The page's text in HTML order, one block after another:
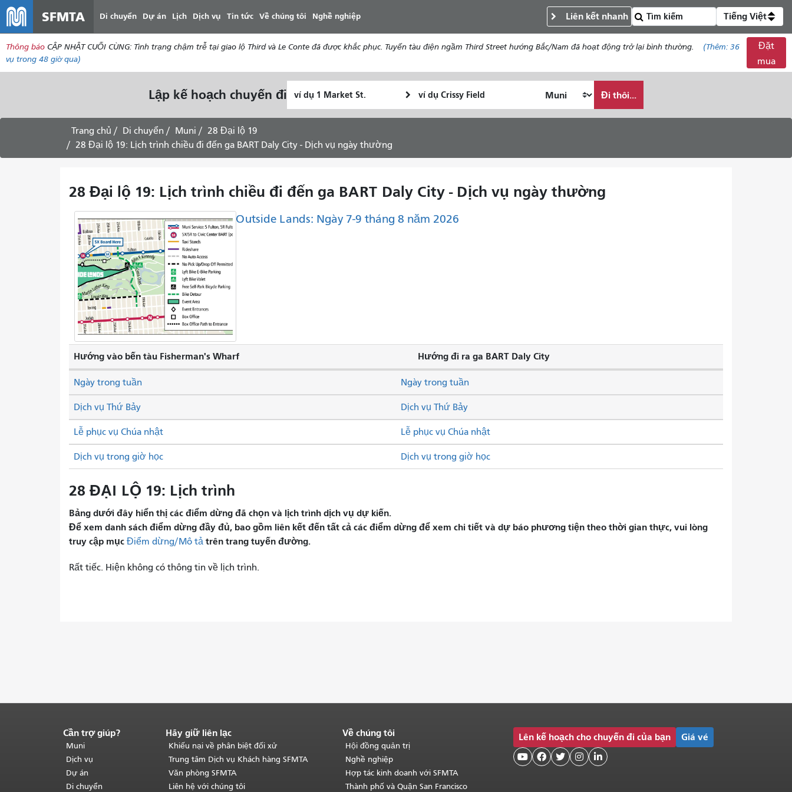
dung
SFMTA Di chuyển Dự án Lịch Dịch vụ Tin tức Về chúng tôi Nghề nghiệp Liên kết nhanh Tiếng Việt
Thông báo CẬP NHẬT CUỐI CÙNG: Tình trạng chậm trễ tại giao lộ Third và Le Conte đã được khắc phục. Tuyến tàu điện ngầm Third Street hướng Bắc/Nam đã hoạt động trở lại bình thường. (Thêm: 36
vụ trong 48 giờ qua)
Đặt
mua
Lập kế hoạch chuyến đi
bắt
kết
muốn
lịch
thế
nào
Đi thôi...
Trang chủ Di chuyển Muni
28 Đại lộ 19
28 Đại lộ 19: Lịch trình chiều đi đến ga BART Daly City - Dịch vụ ngày thường
28 Đại lộ 19: Lịch trình chiều đi đến ga BART Daly City - Dịch vụ ngày thường
Outside Lands: Ngày 7-9 tháng 8 năm 2026
Hướng vào bến tàu Fisherman's Wharf Hướng đi ra ga BART Daly City
Dịch vụ Thứ Bảy Dịch vụ Thứ Bảy
Lễ phục vụ Chúa nhật Lễ phục vụ Chúa nhật
Ngày trong tuần Ngày trong tuần
Dịch vụ trong giờ học Dịch vụ trong giờ học
28 ĐẠI LỘ 19: Lịch trình
Bảng dưới đây hiển thị các điểm dừng đã chọn và lịch trình dịch vụ dự kiến.
Để xem danh sách điểm dừng đầy đủ, bao gồm liên kết đến tất cả các điểm dừng để xem chi tiết và dự báo phương tiện theo thời gian thực, vui lòng
truy cập mục Điểm dừng/Mô tả trên trang tuyến đường.
Rất tiếc. Hiện không có thông tin về lịch trình.
Kết
thúc
nội
dung
trang.Phần
Cần trợ giúp?
Muni
Dịch vụ
Dự án
Di chuyển
Hãy giữ liên lạc
Khiếu nại về phân biệt đối xử
Trung tâm Dịch vụ Khách hàng SFMTA
Văn phòng SFMTA
Liên hệ với chúng tôi
Về chúng tôi
Hội đồng quản trị
Nghề nghiệp
Hợp tác kinh doanh với SFMTA
Thành phố và Quận San Francisco
Lên kế hoạch cho chuyến đi của bạn Giá vé
    